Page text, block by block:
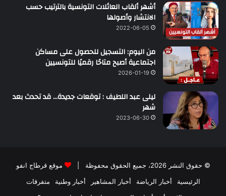
أشهر ألقاب العائلات التونسية بالترتيب حسب
الانتشار وأصولها
2022-06-05
من اليوم: التسجيل للحصول على مساكن
اجتماعية أصبح متاحًا رقميًا للتونسيين
2026-01-19
ليلى عبد اللطيف : توقعات جديدة… قد تحدث بعد
شهر
2023-06-30
© حقوق النشر 2026، جميع الحقوق محفوظة |
موقع قرطاج انفو
الرئيسية
أخبار الرياضة أخبار المشاهير أخبار وطنية
متفرقات